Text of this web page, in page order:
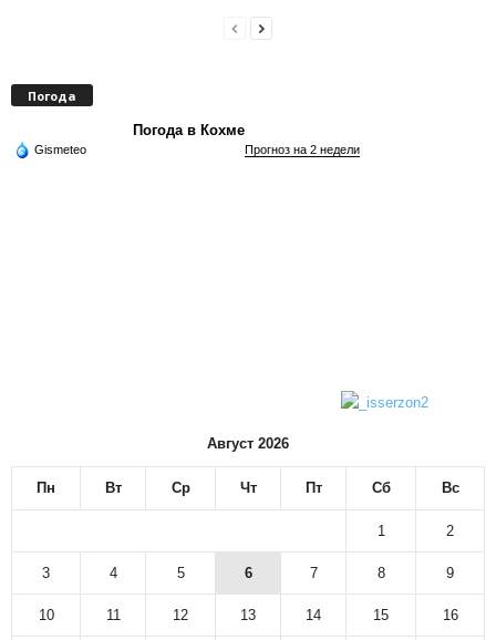
Погода
Погода в Кохме
Gismeteo Прогноз на 2 недели
Август 2026
Пн Вт Ср Чт Пт Сб Вс
1 2
3 4 5 6 7 8 9
10 11 12 13 14 15 16